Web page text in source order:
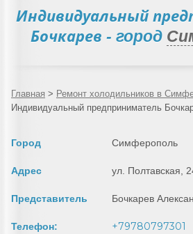
Индивидуальный
Бочкарев - город
Главная > Ремонт холодильников в
Индивидуальный предприниматель
Город Симферополь
Адрес ул. Полтавская,
Представитель Бочкарев
Телефон:
+79780797301